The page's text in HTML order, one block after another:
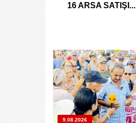
16 ARSA SATIŞI...
9.08.2026